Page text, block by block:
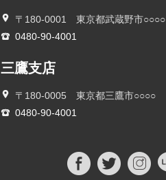
〒180-0001 東京都武蔵野市○○○○
0480-90-4001
三鷹支店
〒180-0005 東京都三鷹市○○○○
0480-90-4001